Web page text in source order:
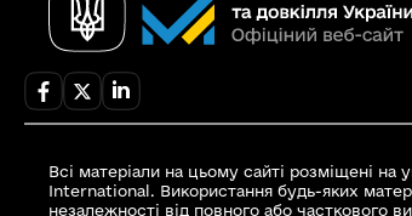
Всі матеріали на цьому сайті розміщені
International. Використання будь-яких
незалежності від повного або часткового